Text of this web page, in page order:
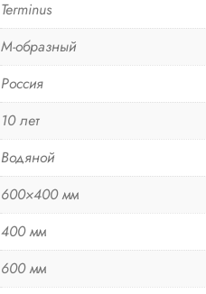
Terminus
М-образный
Россия
10 лет
Водяной
600×400 мм
400 мм
600 мм